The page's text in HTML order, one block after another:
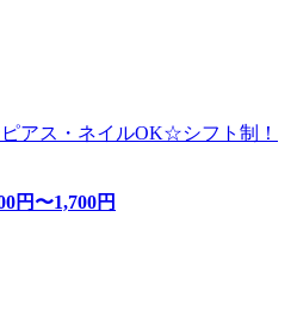
アス・ネイルOK☆シフト制！
円〜1,700円